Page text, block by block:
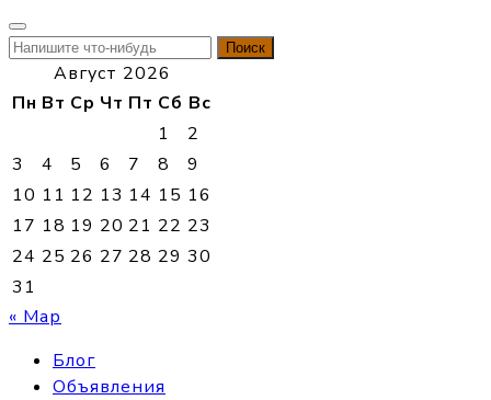
Найти:
Август 2026
Пн Вт Ср Чт Пт Сб Вс
1
2
3
4 5 6 7 8
9
10 11 12 13 14 15 16
17 18 19 20 21 22 23
24 25 26 27 28 29 30
31
« Мар
Блог
Объявления